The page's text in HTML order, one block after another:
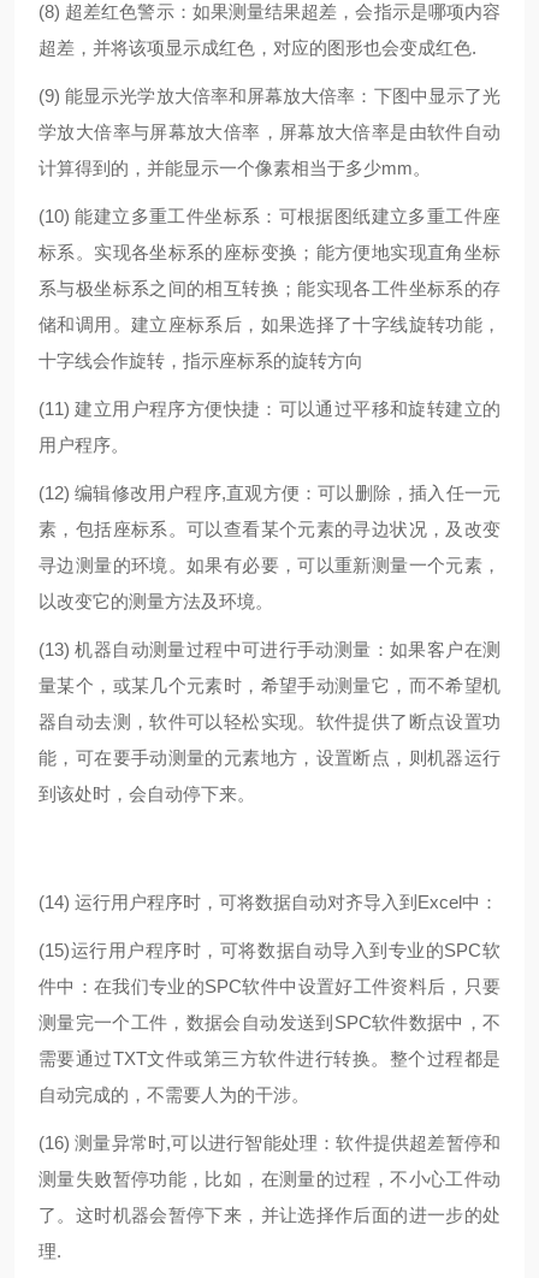
(8) 超差红色警示：如果测量结果超差，会指示是哪项内容
超差，并将该项显示成红色，对应的图形也会变成红色.
(9) 能显示光学放大倍率和屏幕放大倍率：下图中显示了光
学放大倍率与屏幕放大倍率，屏幕放大倍率是由软件自动
计算得到的，并能显示一个像素相当于多少mm。
(10) 能建立多重工件坐标系：可根据图纸建立多重工件座
标系。实现各坐标系的座标变换；能方便地实现直角坐标
系与极坐标系之间的相互转换；能实现各工件坐标系的存
储和调用。建立座标系后，如果选择了十字线旋转功能，
十字线会作旋转，指示座标系的旋转方向
(11) 建立用户程序方便快捷：可以通过平移和旋转建立的
用户程序。
(12) 编辑修改用户程序,直观方便：可以删除，插入任一元
素，包括座标系。可以查看某个元素的寻边状况，及改变
寻边测量的环境。如果有必要，可以重新测量一个元素，
以改变它的测量方法及环境。
(13) 机器自动测量过程中可进行手动测量：如果客户在测
量某个，或某几个元素时，希望手动测量它，而不希望机
器自动去测，软件可以轻松实现。软件提供了断点设置功
能，可在要手动测量的元素地方，设置断点，则机器运行
到该处时，会自动停下来。
(14) 运行用户程序时，可将数据自动对齐导入到Excel中：
(15)运行用户程序时，可将数据自动导入到专业的SPC软
件中：在我们专业的SPC软件中设置好工件资料后，只要
测量完一个工件，数据会自动发送到SPC软件数据中，不
需要通过TXT文件或第三方软件进行转换。整个过程都是
自动完成的，不需要人为的干涉。
(16)测量异常时,可以进行智能处理：软件提供超差暂停和
测量失败暂停功能，比如，在测量的过程，不小心工件动
了。这时机器会暂停下来，并让选择作后面的进一步的处
理.